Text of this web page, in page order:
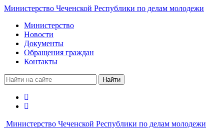
Министерство Чеченской Республики по делам молодежи
Министерство
Новости
Документы
Обращения граждан
Контакты
Найти
Министерство Чеченской Республики по делам молодежи